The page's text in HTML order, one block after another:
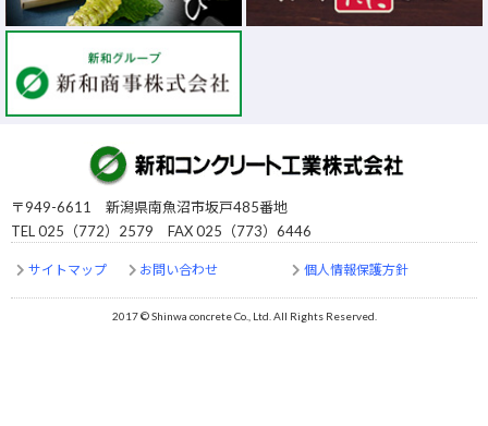
〒949-6611 新潟県南魚沼市坂戸485番地
TEL 025（772）2579 FAX 025（773）6446
2017 © Shinwa concrete Co., Ltd. All Rights Reserved.
サイトマップ お問い合わせ 個人情報保護方針